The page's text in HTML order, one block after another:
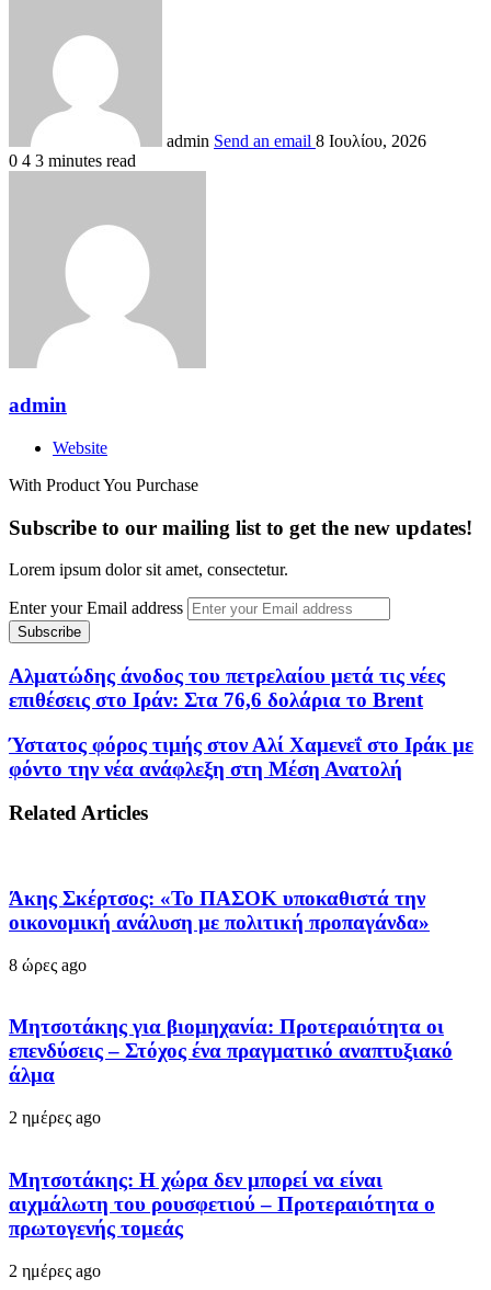
admin Send an email 8 Ιουλίου, 2026
0 4 3 minutes read
admin
Website
With Product You Purchase
Subscribe to our mailing list to get the new updates!
Lorem ipsum dolor sit amet, consectetur.
Enter your Email address
Αλματώδης άνοδος του πετρελαίου μετά τις νέες
επιθέσεις στο Ιράν: Στα 76,6 δολάρια το Brent
Ύστατος φόρος τιμής στον Αλί Χαμενεΐ στο Ιράκ με
φόντο την νέα ανάφλεξη στη Μέση Ανατολή
Related Articles
Άκης Σκέρτσος: «Το ΠΑΣΟΚ υποκαθιστά την
οικονομική ανάλυση με πολιτική προπαγάνδα»
8 ώρες ago
Μητσοτάκης για βιομηχανία: Προτεραιότητα οι
επενδύσεις – Στόχος ένα πραγματικό αναπτυξιακό
άλμα
2 ημέρες ago
Μητσοτάκης: Η χώρα δεν μπορεί να είναι
αιχμάλωτη του ρουσφετιού – Προτεραιότητα ο
πρωτογενής τομεάς
2 ημέρες ago